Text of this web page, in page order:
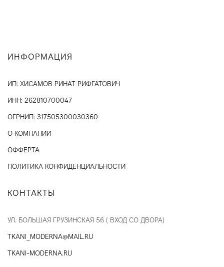
ИНФОРМАЦИЯ
ИП: ХИСАМОВ РИНАТ РИФГАТОВИЧ
ИНН: 262810700047
ОГРНИП: 317505300030360
О КОМПАНИИ
ОФФЕРТА
ПОЛИТИКА КОНФИДЕНЦИАЛЬНОСТИ
КОНТАКТЫ
УЛ. БОЛЬШАЯ ГРУЗИНСКАЯ 56 ( ВХОД СО ДВОРА)
TKANI_MODERNA@MAIL.RU
TKANI-MODERNA.RU